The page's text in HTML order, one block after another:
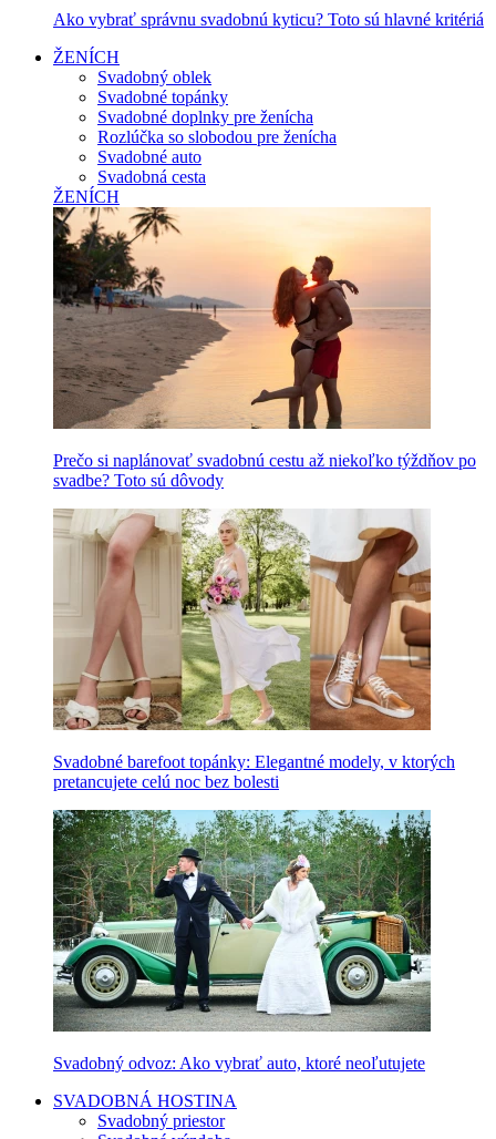
Ako vybrať správnu svadobnú kyticu? Toto sú hlavné kritériá
ŽENÍCH
Svadobný oblek
Svadobné topánky
Svadobné doplnky pre ženícha
Rozlúčka so slobodou pre ženícha
Svadobné auto
Svadobná cesta
ŽENÍCH
Prečo si naplánovať svadobnú cestu až niekoľko týždňov po
svadbe? Toto sú dôvody
Svadobné barefoot topánky: Elegantné modely, v ktorých
pretancujete celú noc bez bolesti
Svadobný odvoz: Ako vybrať auto, ktoré neoľutujete
SVADOBNÁ HOSTINA
Svadobný priestor